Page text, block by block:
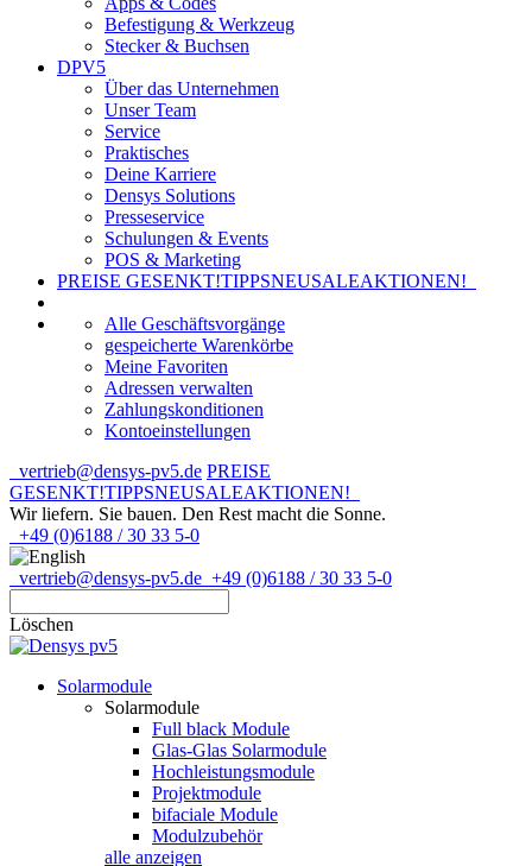
Befestigung & Werkzeug
Stecker & Buchsen
DPV5
Über das Unternehmen
Unser Team
Service
Praktisches
Deine Karriere
Densys Solutions
Presseservice
Schulungen & Events
POS & Marketing
PREISE GESENKT!TIPPSNEUSALEAKTIONEN!
Alle Geschäftsvorgänge
gespeicherte Warenkörbe
Meine Favoriten
Adressen verwalten
Zahlungskonditionen
Kontoeinstellungen
vertrieb@densys-pv5.de PREISE
GESENKT!TIPPSNEUSALEAKTIONEN!
Wir liefern. Sie bauen. Den Rest macht die Sonne.
+49 (0)6188 / 30 33 5-0
vertrieb@densys-pv5.de +49 (0)6188 / 30 33 5-0
Löschen
Solarmodule
Solarmodule
Full black Module
Glas-Glas Solarmodule
Hochleistungsmodule
Projektmodule
bifaciale Module
Modulzubehör
alle anzeigen